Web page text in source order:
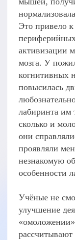
Это привело
активизации
мозга. У
когнитивных
повысилась
лабиринта им
сколько и
они
проявляли
незнакомую
особенности
Учёные не
улучшение
рассчитывают